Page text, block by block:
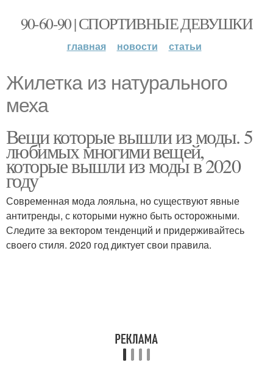
90-60-90 | СПОРТИВНЫЕ ДЕВУШКИ
главная новости статьи
Жилетка из натурального
меха
Вещи которые вышли из моды. 5
любимых многими вещей,
которые вышли из моды в 2020
году
Современная мода лояльна, но существуют явные
антитренды, с которыми нужно быть осторожными.
Следите за вектором тенденций и придерживайтесь
своего стиля. 2020 год диктует свои правила.